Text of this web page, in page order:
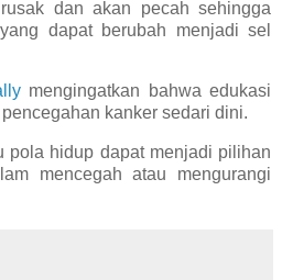
dan akan pecah sehingga
dapat berubah menjadi sel
mengingatkan bahwa edukasi
kanker sedari dini.
pola hidup dapat menjadi pilihan
mencegah atau mengurangi